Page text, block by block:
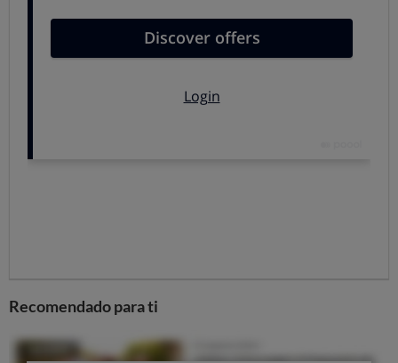
domésticos eficientes en materia de energía. Es decir, en
plena crisis,
De las cuatro líneas de actuación que expone la
Recomendado para ti